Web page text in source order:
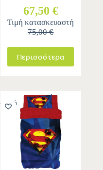
67,50 €
Τιμή κατασκευαστή
75,00 €
Περισσότερα
-10%